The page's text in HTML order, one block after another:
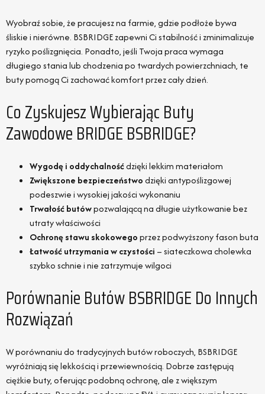
Wyobraź sobie, że pracujesz na farmie, gdzie podłoże bywa
śliskie i nierówne. BSBRIDGE zapewni Ci stabilność i zminimalizuje
ryzyko poślizgnięcia. Ponadto, jeśli Twoja praca wymaga
długiego stania lub chodzenia po twardych powierzchniach, te
buty pomogą Ci zachować komfort przez cały dzień.
Co Zyskujesz Wybierając Buty
Zawodowe BRIDGE BSBRIDGE?
Wygodę i oddychalnośćdzięki lekkim materiałom
Zwiększone bezpieczeństwodzięki antypoślizgowej
podeszwie i wysokiej jakości wykonaniu
Trwałość butówpozwalającą na długie użytkowanie bez
utraty właściwości
Ochronę stawu skokowegoprzez podwyższony fason buta
Łatwość utrzymania w czystości – siateczkowa cholewka
szybko schnie i nie zatrzymuje wilgoci
Porównanie Butów BSBRIDGE Do Innych
Rozwiązań
W porównaniu do tradycyjnych butów roboczych, BSBRIDGE
wyróżniają się lekkością i przewiewnością. Dobrze zastępują
ciężkie buty, oferując podobną ochronę, ale z większym